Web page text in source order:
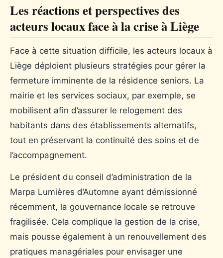
Les réactions et perspectives des
acteurs locaux face à la crise à Liège
Face à cette situation difficile, les acteurs locaux à
Liège déploient plusieurs stratégies pour gérer la
fermeture imminente de la résidence seniors. La
mairie et les services sociaux, par exemple, se
mobilisent afin d’assurer le relogement des
habitants dans des établissements alternatifs,
tout en préservant la continuité des soins et de
l’accompagnement.
Le président du conseil d’administration de la
Marpa Lumières d’Automne ayant démissionné
récemment, la gouvernance locale se retrouve
fragilisée. Cela complique la gestion de la crise,
mais pousse également à un renouvellement des
pratiques managériales pour envisager une